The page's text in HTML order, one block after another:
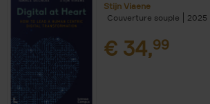
Stijn Viaene
Couverture souple
2025
€ 34,99